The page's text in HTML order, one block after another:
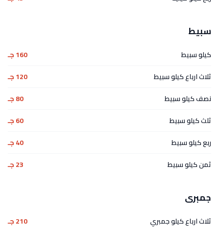
سبيط
كيلو سبيط
160 جـ
ثلاث ارباع كيلو سبيط
120 جـ
نصف كيلو سبيط
80 جـ
ثلث كيلو سبيط
60 جـ
ربع كيلو سبيط
40 جـ
ثمن كيلو سبيط
23 جـ
جمبرى
ثلاث ارباع كيلو جمبري
210 جـ